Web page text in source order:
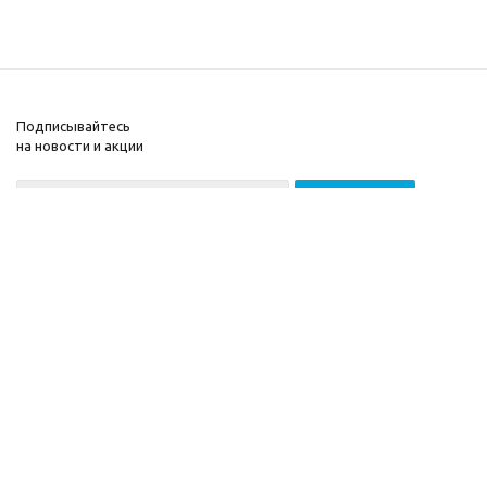
Подписывайтесь
на новости и акции